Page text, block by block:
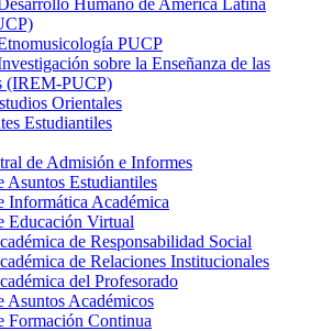
Humano de América Latina
PUCP
sobre la Enseñanza de las
(IREM-PUCP)
Orientales
Estudiantiles
de Admisión e Informes
Asuntos Estudiantiles
Informática Académica
Educación Virtual
de Responsabilidad Social
de Relaciones Institucionales
del Profesorado
Asuntos Académicos
Formación Continua